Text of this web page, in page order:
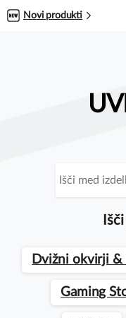
Novi produkti
UVI
Dvižni okvirji &
Gaming